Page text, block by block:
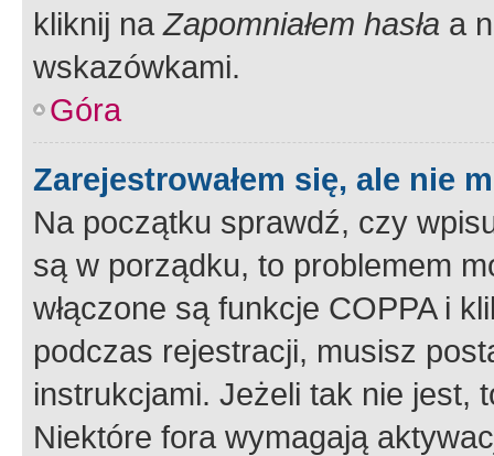
kliknij naZapomniałem hasła a
wskazówkami.
Góra
Zarejestrowałem się, ale nie
Na początku sprawdź, czy
są w porządku, to problemem
włączone są funkcje COPPA i
podczas rejestracji, musisz
instrukcjami. Jeżeli tak nie jest,
Niektóre fora wymagają